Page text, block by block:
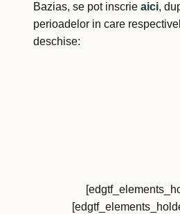
Bazias, se pot inscrie aici,
perioadelor in care
deschise: